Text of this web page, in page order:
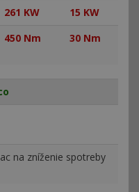
261 KW
15 KW
450 Nm 30 Nm
na zníženie spotreby